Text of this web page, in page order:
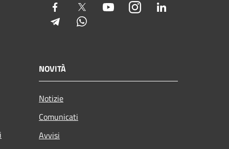
Facebook Twitter YoutubeInstagram
Telegram
NOVITÀ
Notizie
Comunicati
Avvisi